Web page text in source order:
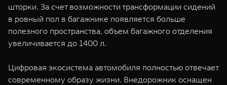
шторки. За счет возможности трансформации сидений
в ровный пол в багажнике появляется больше
полезного пространства, объем багажного отделения
увеличивается до 1400 л.
Цифровая экосистема автомобиля полностью отвечает
современному образу жизни. Внедорожник оснащен